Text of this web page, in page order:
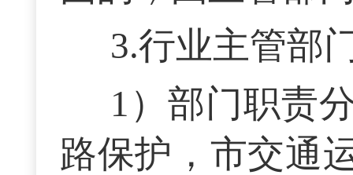
3.行业主管部
1）部门职责
路保护，市交通